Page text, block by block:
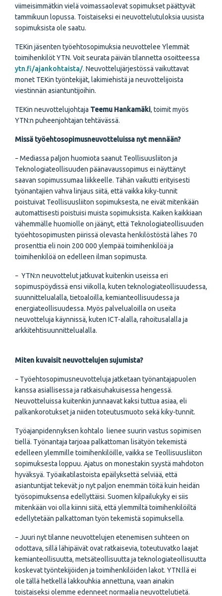
viimeisimmätkin vielä voimassaolevat sopimukset päättyvät
tammikuun lopussa. Toistaiseksi ei neuvottelutuloksia uusista
sopimuksista ole saatu.
TEKin jäsenten työehtosopimuksia neuvottelee Ylemmät
toimihenkilöt YTN. Voit seurata päivän tilannetta osoitteessa
ytn.fi/ajankohtaista/. Neuvottelujärjestössä vaikuttavat
monet TEKin työntekijät, lakimiehistä ja neuvottelijoista
viestinnän asiantuntijoihin.
TEKin neuvottelujohtaja Teemu Hankamäki, toimit myös
YTN:n puheenjohtajan tehtävässä.
Missä työehtosopimusneuvotteluissa nyt mennään?
– Mediassa paljon huomiota saanut Teollisuusliiton ja
Teknologiateollisuuden päänavaussopimus ei näyttänyt
saavan sopimussumaa liikkeelle. Tähän vaikutti erityisesti
työnantajien vahva linjaus siitä, että vaikka kiky-tunnit
poistuivat Teollisuusliiton sopimuksesta, ne eivät mitenkään
automattisesti poistuisi muista sopimuksista. Kaiken kaikkiaan
vähemmälle huomiolle on jäänyt, että Teknologiateollisuuden
työehtosopimusten piirissä olevasta henkilöstöstä lähes 70
prosenttia eli noin 200 000 ylempää toimihenkilöä ja
toimihenkilöä on edelleen ilman sopimusta.
– YTN:n neuvottelut jatkuvat kuitenkin useissa eri
sopimuspöydissä ensi viikolla, kuten teknologiateollisuudessa,
suunnittelualalla, tietoaloilla, kemianteollisuudessa ja
energiateollisuudessa. Myös palvelualoilla on useita
neuvotteluja käynnissä, kuten ICT-alalla, rahoitusalalla ja
arkkitehtisuunnittelualalla.
Miten kuvaisit neuvottelujen sujumista?
– Työehtosopimusneuvotteluja jatketaan työnantajapuolen
kanssa asiallisessa ja ratkaisuhakuisessa hengessä.
Neuvotteluissa kuitenkin junnaavat kaksi tuttua asiaa, eli
palkankorotukset ja niiden toteutusmuoto sekä kiky-tunnit.
Työajanpidennyksen kohtalo lienee suurin vastus sopimisen
tiellä. Työnantaja tarjoaa palkattoman lisätyön tekemistä
edelleen ylemmille toimihenkilöille, vaikka se Teollisuusliiton
sopimuksesta loppuu. Ajatus on monestakin syystä mahdoton
hyväksyä. Työaikatilastoista epäilyksettä selviää, että
asiantuntijat tekevät jo nyt paljon enemmän töitä kuin heidän
työsopimuksensa edellyttäisi. Suomen kilpailukyky ei siis
mitenkään voi olla kiinni siitä, että ylemmiltä toimihenkilöiltä
edellytetään palkattoman työn tekemistä sopimuksella.
– Juuri nyt tilanne neuvottelujen etenemisen suhteen on
odottava, sillä lähipäivät ovat ratkaisevia, toteutuvatko laajat
kemianteollisuutta, metsäteollisuutta ja teknologiateollisuutta
koskevat työntekijöiden ja toimihenkilöiden lakot. YTN:llä ei
ole tällä hetkellä lakkouhkia annettuna, vaan ainakin
toistaiseksi olemme edenneet normaalia neuvottelutietä.